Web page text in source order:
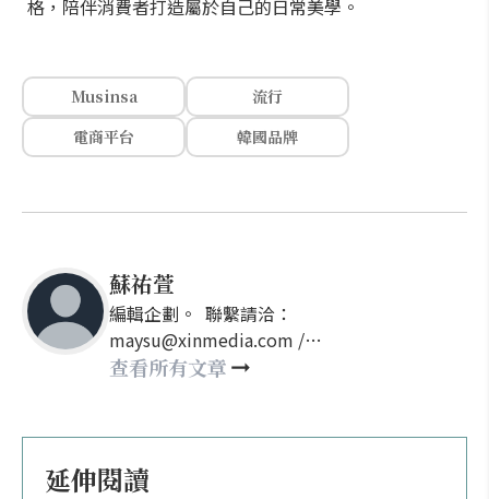
格，陪伴消費者打造屬於自己的日常美學。
Musinsa
流行
電商平台
韓國品牌
蘇祐萱
編輯企劃。 聯繫請洽：
maysu@xinmedia.com /
may860527@gmail.com
查看所有文章
延伸閱讀